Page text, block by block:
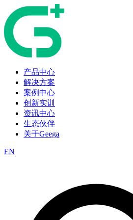
产品中心
解决方案
案例中心
创新实训
资讯中心
生态伙伴
关于Geega
EN